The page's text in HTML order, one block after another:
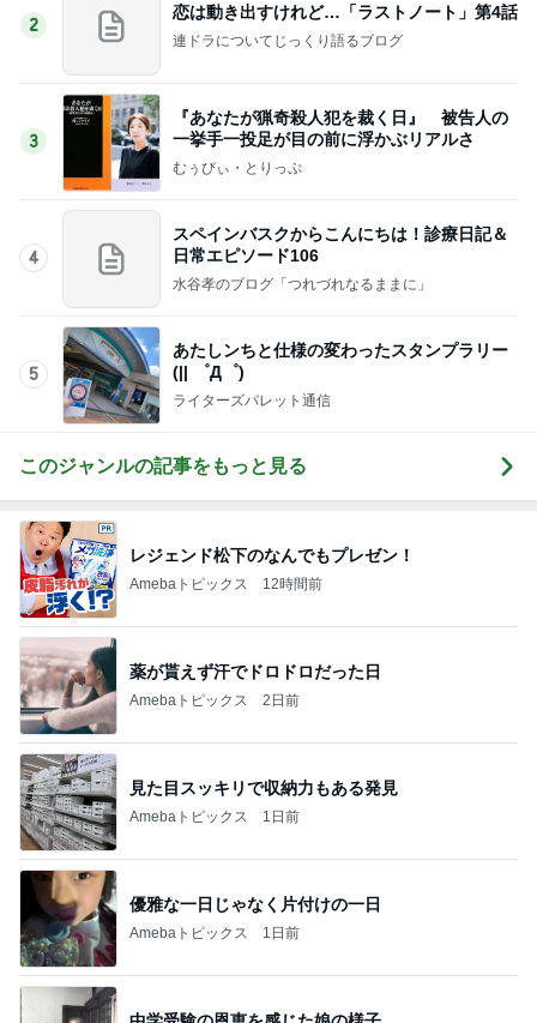
2
恋は動き出すけれど…「ラストノート」第4話
連ドラについてじっくり語るブログ
3
『あなたが猟奇殺人犯を裁く日』 被告人の
一挙手一投足が目の前に浮かぶリアルさ
むぅびぃ・とりっぷ
4
スペインバスクからこんにちは！診療日記＆
日常エピソード106
水谷孝のブログ「つれづれなるままに」
5
あたしンちと仕様の変わったスタンプラリー
(|| ゜Д゜)
ライターズパレット通信
このジャンルの記事をもっと見る
レジェンド松下のなんでもプレゼン！
Amebaトピックス 12時間前
薬が貰えず汗でドロドロだった日
Amebaトピックス 2日前
見た目スッキリで収納力もある発見
Amebaトピックス 1日前
優雅な一日じゃなく片付けの一日
Amebaトピックス 1日前